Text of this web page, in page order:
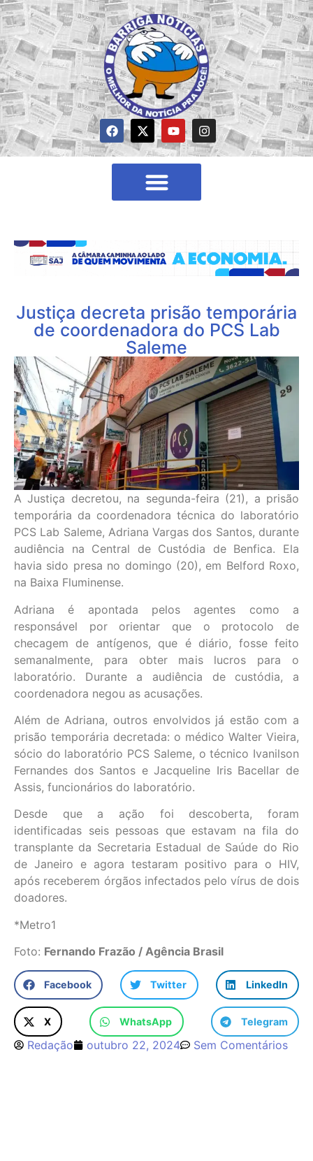
Justiça decreta prisão temporária
de coordenadora do PCS Lab
Saleme
A Justiça decretou, na segunda-feira (21), a prisão
temporária da coordenadora técnica do laboratório
PCS Lab Saleme, Adriana Vargas dos Santos, durante
audiência na Central de Custódia de Benfica. Ela
havia sido presa no domingo (20), em Belford Roxo,
na Baixa Fluminense.
Adriana é apontada pelos agentes como a
responsável por orientar que o protocolo de
checagem de antígenos, que é diário, fosse feito
semanalmente, para obter mais lucros para o
laboratório. Durante a audiência de custódia, a
coordenadora negou as acusações.
Além de Adriana, outros envolvidos já estão com a
prisão temporária decretada: o médico Walter Vieira,
sócio do laboratório PCS Saleme, o técnico Ivanilson
Fernandes dos Santos e Jacqueline Iris Bacellar de
Assis, funcionários do laboratório.
Desde que a ação foi descoberta, foram
identificadas seis pessoas que estavam na fila do
transplante da Secretaria Estadual de Saúde do Rio
de Janeiro e agora testaram positivo para o HIV,
após receberem órgãos infectados pelo vírus de dois
doadores.
*Metro1
Foto: Fernando Frazão / Agência Brasil
Facebook Twitter LinkedIn
X WhatsApp Telegram
Redação outubro 22, 2024 Sem Comentários